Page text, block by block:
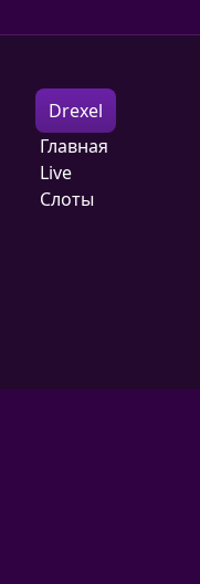
Drexel
Главная
Live
Слоты